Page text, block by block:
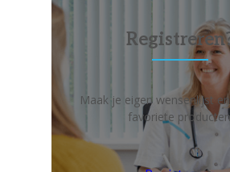
Maak je eigen wensenlijst
favoriete